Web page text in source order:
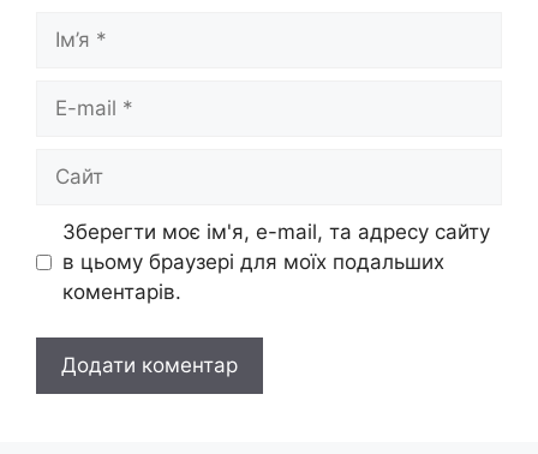
mail
Зберегти моє ім'я, e-mail, та адресу сайту
в цьому браузері для моїх подальших
коментарів.